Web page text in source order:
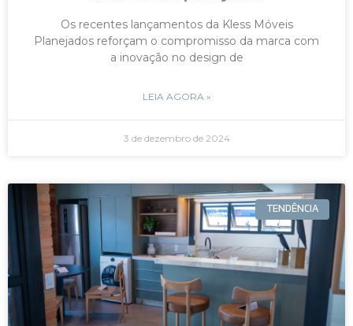
Os recentes lançamentos da Kless Móveis
Planejados reforçam o compromisso da marca com
a inovação no design de
LEIA AGORA »
3 de dezembro de 2024
TENDÊNCIA